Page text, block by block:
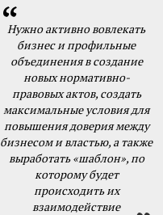
Нужно активно вовлекать
бизнес и профильные
объединения в создание
новых нормативно-
правовых актов, создать
максимальные условия для
повышения доверия между
бизнесом и властью, а также
выработать «шаблон», по
которому будет
происходить их
взаимодействие